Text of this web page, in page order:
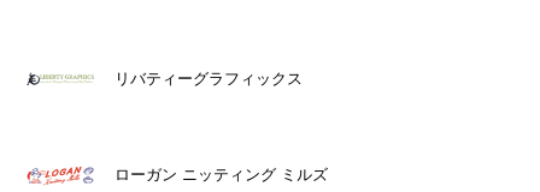
リバティーグラフィックス
ローガン ニッティング ミルズ